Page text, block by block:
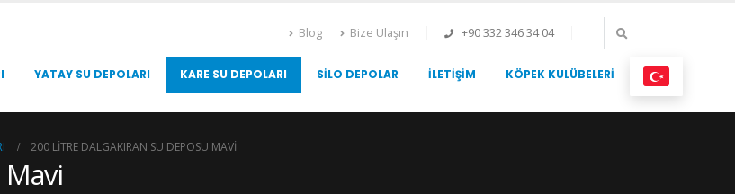
Blog Bize Ulaşın +90 332 346 34 04
YATAY SU DEPOLARI KARE SU DEPOLARI SILO DEPOLAR İLETIŞIM KÖPEK KULÜBELERI
200 LITRE DALGAKIRAN SU DEPOSU MAVI
Mavi